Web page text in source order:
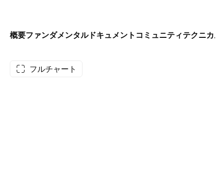
概要ファンダメンタルドキュメント コミュニティテクニカ
フルチャート